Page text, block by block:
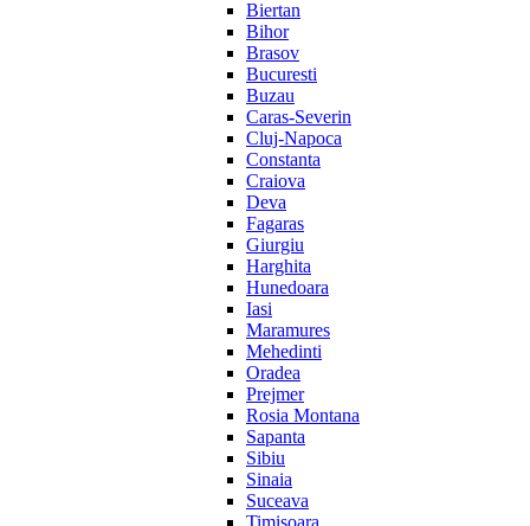
Biertan
Bihor
Brasov
Bucuresti
Buzau
Caras-Severin
Cluj-Napoca
Constanta
Craiova
Deva
Fagaras
Giurgiu
Harghita
Hunedoara
Iasi
Maramures
Mehedinti
Oradea
Prejmer
Rosia Montana
Sapanta
Sibiu
Sinaia
Suceava
Timisoara